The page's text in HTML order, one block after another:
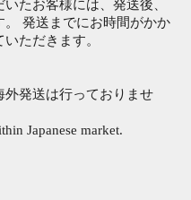
たお客様には、発送後、
発送までにお時間がかか
ただきます。
発送は行っておりませ
Japanese market.